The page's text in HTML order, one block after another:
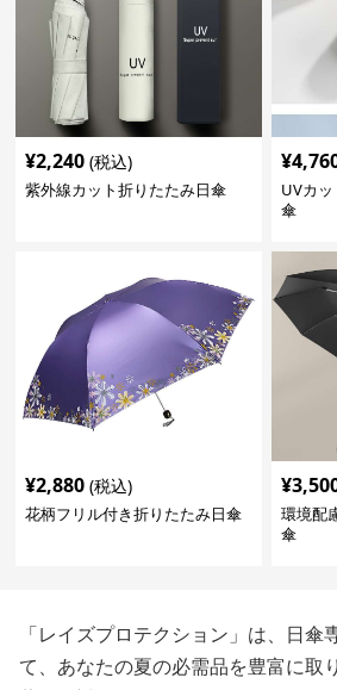
¥2,240 (税込)
紫外線カット折りたたみ日傘
¥
UVカ
傘
¥2,880 (税込)
花柄フリル付き折りたたみ日傘
¥
環境配
傘
「レイズプロテクション」は、日傘
て、あなたの夏の必需品を豊富に取